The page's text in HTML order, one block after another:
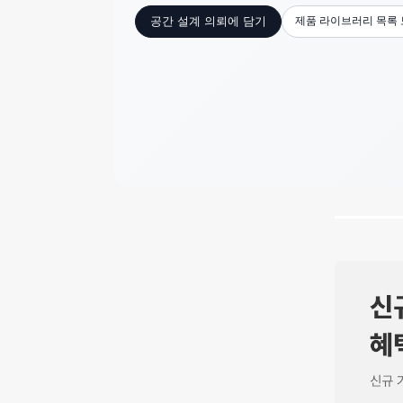
공간 설계 의뢰에 담기 제품 라이브러리 목록